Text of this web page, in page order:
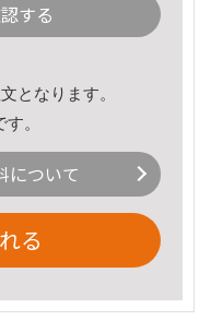
する
となります。
。
について
る